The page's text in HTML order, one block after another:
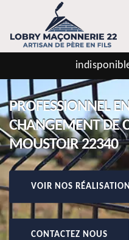
PROFESSIONNEL
CHANGEMENT DE
MOUSTOIR 22340
VOIR NOS
CONTACTEZ NOUS